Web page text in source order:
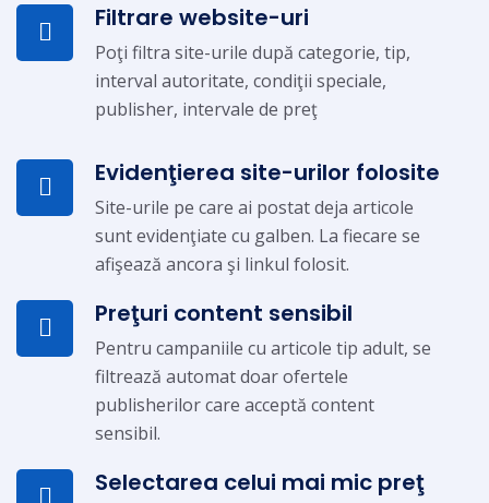
Filtrare website-uri
Poţi filtra site-urile după categorie, tip,
interval autoritate, condiţii speciale,
publisher, intervale de preţ
Evidenţierea site-urilor folosite
Site-urile pe care ai postat deja articole
sunt evidenţiate cu galben. La fiecare se
afişează ancora şi linkul folosit.
Preţuri content sensibil
Pentru campaniile cu articole tip adult, se
filtrează automat doar ofertele
publisherilor care acceptă content
sensibil.
Selectarea celui mai mic preţ